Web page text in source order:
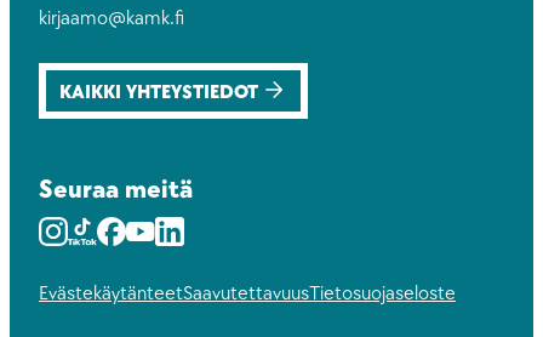
kirjaamo@kamk.fi
KAIKKI YHTEYSTIEDOT
Seuraa meitä
Instagram
Youtube
Facebook
YoutubeLinkedIn
EvästekäytänteetSaavutettavuusTietosuojaseloste